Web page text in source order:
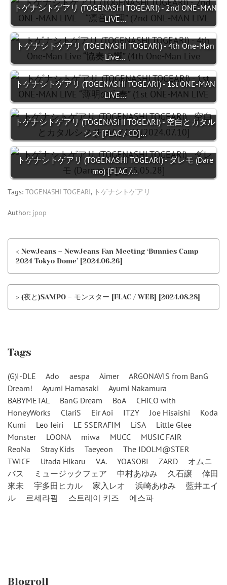
トゲナシトゲアリ (TOGENASHI TOGEARI) - 2nd ONE-MAN
LIVE…
トゲナシトゲアリ (TOGENASHI TOGEARI) - 4th One-Man
Live…
トゲナシトゲアリ (TOGENASHI TOGEARI) - 1st ONE-MAN
LIVE…
トゲナシトゲアリ (TOGENASHI TOGEARI) - 空白とカタル
シス [FLAC / CD]…
トゲナシトゲアリ (TOGENASHI TOGEARI) - ダレモ (Dare
mo) [FLAC /…
Tags: TOGENASHI TOGEARI, トゲナシトゲアリ
Author: jpop
< NewJeans – NewJeans Fan Meeting ‘Bunnies Camp
2024 Tokyo Dome’ [2024.06.26]
> (夜と)SAMPO – モンスター [FLAC / WEB] [2024.08.28]
Tags
(G)I-DLE Ado aespa Aimer
ARGONAVIS from BanG
Dream!
Ayumi Hamasaki
Ayumi Nakamura
BABYMETAL
BanG Dream BoA
CHiCO with
HoneyWorks
ClariS Eir Aoi ITZY Joe Hisaishi
Koda
Kumi
Leo Ieiri LE SSERAFIM LiSA
Little Glee
Monster
LOONA miwa MUCC
MUSIC FAIR
ReoNa
Stray Kids Taeyeon
The IDOLM@STER
TWICE
Utada Hikaru V.A. YOASOBI ZARD
オムニ
バス
ミュージックフェア 中村あゆみ 久石譲
倖田
來未
宇多田ヒカル 家入レオ 浜崎あゆみ
藍井エイ
ル
르세라핌 스트레이 키즈 에스파
Blogroll